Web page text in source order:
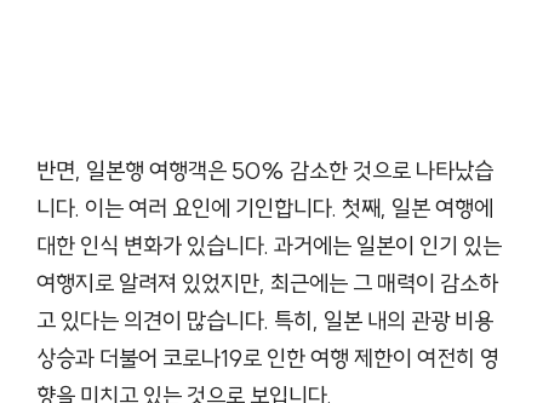
반면, 일본행 여행객은 50% 감소한 것으로 나타났습
니다. 이는 여러 요인에 기인합니다. 첫째, 일본 여행에
대한 인식 변화가 있습니다. 과거에는 일본이 인기 있는
여행지로 알려져 있었지만, 최근에는 그 매력이 감소하
고 있다는 의견이 많습니다. 특히, 일본 내의 관광 비용
상승과 더불어 코로나19로 인한 여행 제한이 여전히 영
향을 미치고 있는 것으로 보입니다.